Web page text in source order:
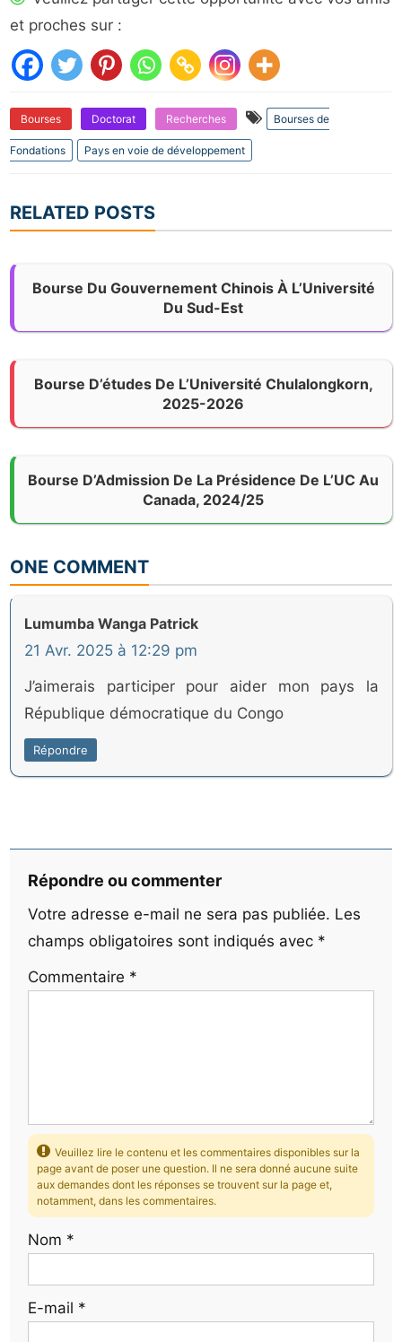
et proches sur :
Bourses Doctorat Recherches Bourses de
Fondations Pays en voie de développement
RELATED POSTS
Bourse Du Gouvernement Chinois À L’Université
Du Sud-Est
Bourse D’études De L’Université Chulalongkorn,
2025-2026
Bourse D’Admission De La Présidence De L’UC Au
Canada, 2024/25
ONE COMMENT
Lumumba Wanga Patrick
21 Avr. 2025 à 12:29 pm
J’aimerais participer pour aider mon pays la
République démocratique du Congo
Répondre
Répondre ou commenter
Votre adresse e-mail ne sera pas publiée. Les
champs obligatoires sont indiqués avec *
Commentaire *
Veuillez lire le contenu et les commentaires disponibles sur la
page avant de poser une question. Il ne sera donné aucune suite
aux demandes dont les réponses se trouvent sur la page et,
notamment, dans les commentaires.
Nom *
E-mail *